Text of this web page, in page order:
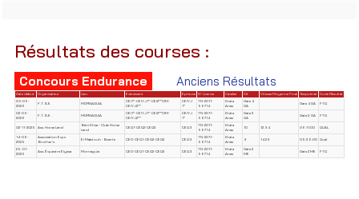
Résultats des courses :
Concours Endurance Anciens Résultats
Date début Organisateur Lieu Evènement Epreuve N° Licence Cavalier Clt Vitesse Moyenne Final Temps final
Code Résultat
30-05-
2026
F.T.S.E. MORNAGUIA
CEI1*-CEIYJ1*-CEI2**CIM-
CEIYJ2**
CEIYJ
1*
TN-2011-
56714
Ktata
Anas
Gate 4
GA
Gate 4 GA FTQ
02-05-
2026
F.T.S.E. MORNAGUIA
CEI1*-CEIYJ1*-CEI2**CIM-
CEIYJ2**
CEIYJ
1*
TN-2011-
56714
Ktata
Anas
Gate 3
GA
Gate 3 GA FTQ
02-11-2025 Ass. Horse Land
Béni Khiar- Club Horse
Land
CEQ1-CEQ2-CEQ3 CEQ 3
TN-2011-
56714
Ktata
Anas
10 12.94 06:11:00 QUAL
14-06-
2025
Association Equi
Brother's
El Mabtouh -Bizerte CED-CEQ1-CEQ2-CEQ3 CEQ 3
TN-2011-
56714
Ktata
Anas
9 14.29 05:36:00 Qual
25-01-
2025
Ass. Équestre Elyssa Mornaguia CED-CEQ1-CEQ2-CEQ3 CEQ 3
TN-2011-
56714
Ktata
Anas
Gate 2
ME
Gate 2 ME FTQ